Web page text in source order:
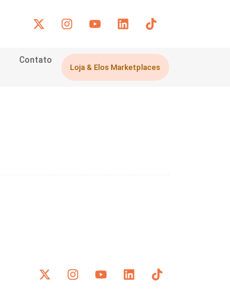
Contato
Loja & Elos Marketplaces